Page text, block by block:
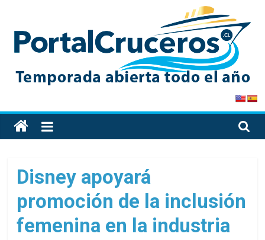
content
PortalCruceros
Toda
la
de
cruceros
en
un
solo
Disney apoyará
promoción de la inclusión
femenina en la industria